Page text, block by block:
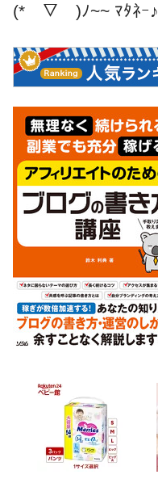
(*￣▽￣)ﾉ~~ ﾏﾀﾈｰ♪